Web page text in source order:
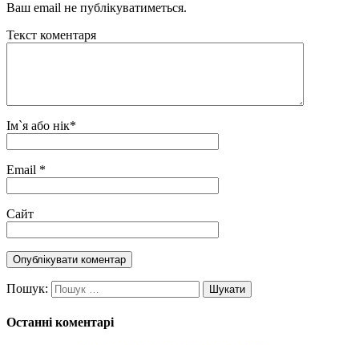
Ваш email не публікуватиметься.
Текст коментаря
Ім`я або нік*
Email *
Сайт
Пошук:
Останні коментарі